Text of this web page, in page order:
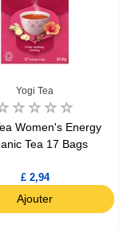
Yogi Tea
Women's Energy
Tea 17 Bags
£ 2,94
Ajouter